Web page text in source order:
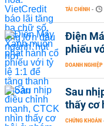
TÀI CHÍNH -
Điện
phiếu
DOANH NGHIỆP
Sau
thấy cơ
CHỨNG KHOÁN